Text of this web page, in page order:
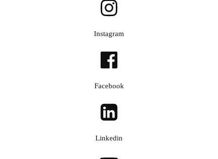
Instagram
Facebook
Linkedin